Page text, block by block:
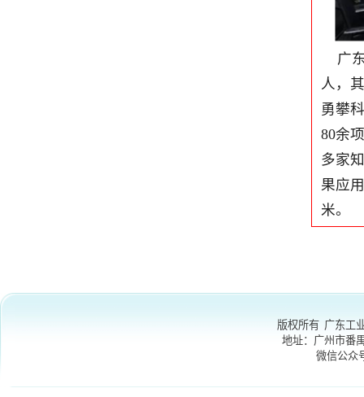
80余项，
多家知名
果应用全
版权所有 广东工业大学
微信公众号：